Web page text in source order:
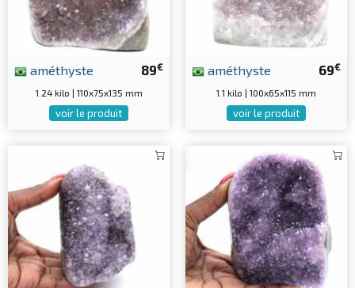
89€
améthyste
1.24 kilo | 110x75x135 mm
voir le produit
69€
améthyste
1.1 kilo | 100x65x115 mm
voir le produit